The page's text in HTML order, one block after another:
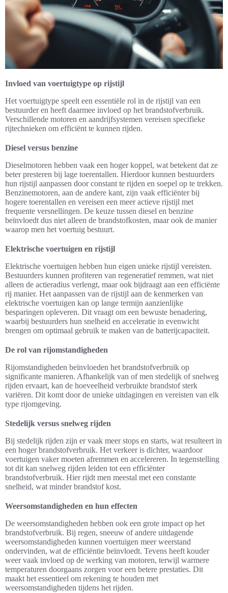
Invloed van voertuigtype op rijstijl
Het voertuigtype speelt een essentiële rol in de rijstijl van een
bestuurder en heeft daarmee invloed op het brandstofverbruik.
Verschillende motoren en aandrijfsystemen vereisen specifieke
rijtechnieken om efficiënt te kunnen rijden.
Diesel versus benzine
Dieselmotoren hebben vaak een hoger koppel, wat betekent dat ze
beter presteren bij lage toerentallen. Hierdoor kunnen bestuurders
hun rijstijl aanpassen door constant te rijden en soepel op te trekken.
Benzinemotoren, aan de andere kant, zijn vaak efficiënter bij
hogere toerentallen en vereisen een meer actieve rijstijl met
frequente versnellingen. De keuze tussen diesel en benzine
beïnvloedt dus niet alleen de brandstofkosten, maar ook de manier
waarop men het voertuig bestuurt.
Elektrische voertuigen en rijstijl
Elektrische voertuigen hebben hun eigen unieke rijstijl vereisten.
Bestuurders kunnen profiteren van regeneratief remmen, wat niet
alleen de actieradius verlengt, maar ook bijdraagt aan een efficiënte
rij manier. Het aanpassen van de rijstijl aan de kenmerken van
elektrische voertuigen kan op lange termijn aanzienlijke
besparingen opleveren. Dit vraagt om een bewuste benadering,
waarbij bestuurders hun snelheid en acceleratie in evenwicht
brengen om optimaal gebruik te maken van de batterijcapaciteit.
De rol van rijomstandigheden
Rijomstandigheden beïnvloeden het brandstofverbruik op
significante manieren. Afhankelijk van of men stedelijk of snelweg
rijden ervaart, kan de hoeveelheid verbruikte brandstof sterk
variëren. Dit komt door de unieke uitdagingen en vereisten van elk
type rijomgeving.
Stedelijk versus snelweg rijden
Bij stedelijk rijden zijn er vaak meer stops en starts, wat resulteert in
een hoger brandstofverbruik. Het verkeer is dichter, waardoor
voertuigen vaker moeten afremmen en accelereren. In tegenstelling
tot dit kan snelweg rijden leiden tot een efficiënter
brandstofverbruik. Hier rijdt men meestal met een constante
snelheid, wat minder brandstof kost.
Weersomstandigheden en hun effecten
De weersomstandigheden hebben ook een grote impact op het
brandstofverbruik. Bij regen, sneeuw of andere uitdagende
weersomstandigheden kunnen voertuigen meer weerstand
ondervinden, wat de efficiëntie beïnvloedt. Tevens heeft kouder
weer vaak invloed op de werking van motoren, terwijl warmere
temperaturen doorgaans zorgen voor een betere prestaties. Dit
maakt het essentieel om rekening te houden met
weersomstandigheden tijdens het rijden.